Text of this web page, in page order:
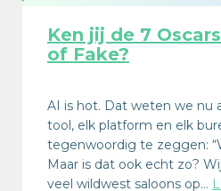
Ken jij de 7
of Fake?
AI is hot. Dat weten we nu
tool, elk platform en elk
tegenwoordig te zeggen:
Maar is dat ook echt zo?
veel wildwest saloons op…